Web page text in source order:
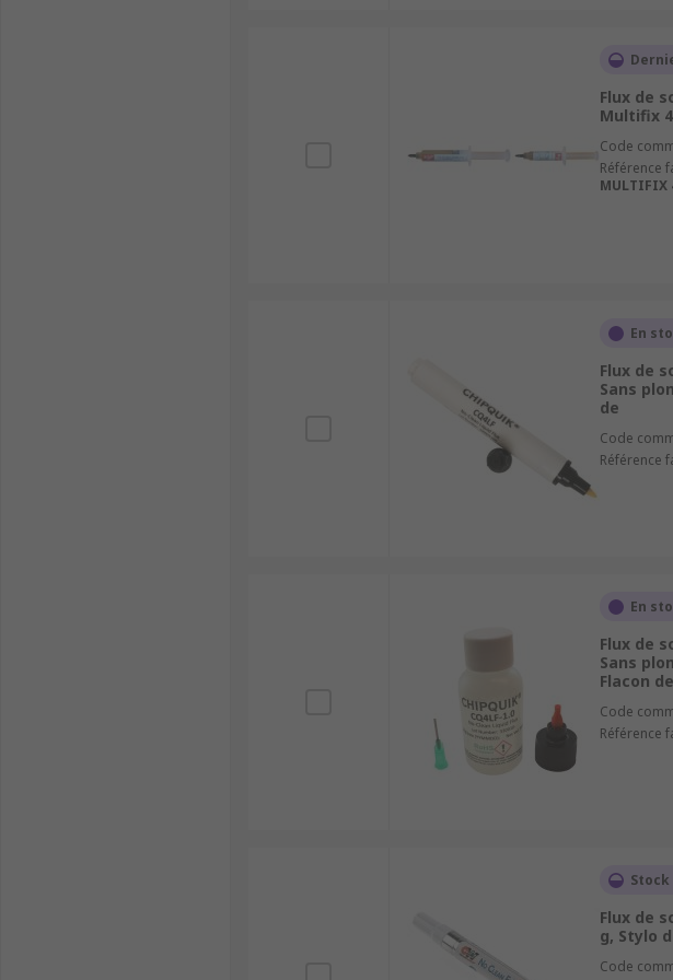
Flux de
Multifix
Code
Référence
MULTIFIX
En
Flux de
Sans
de
Code
Référence
En
Flux de
Sans
Flacon de
Code
Référence
Flux de
g, Stylo
Code